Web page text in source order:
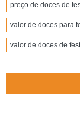
preço de doces de
valor de doces para
valor de doces de